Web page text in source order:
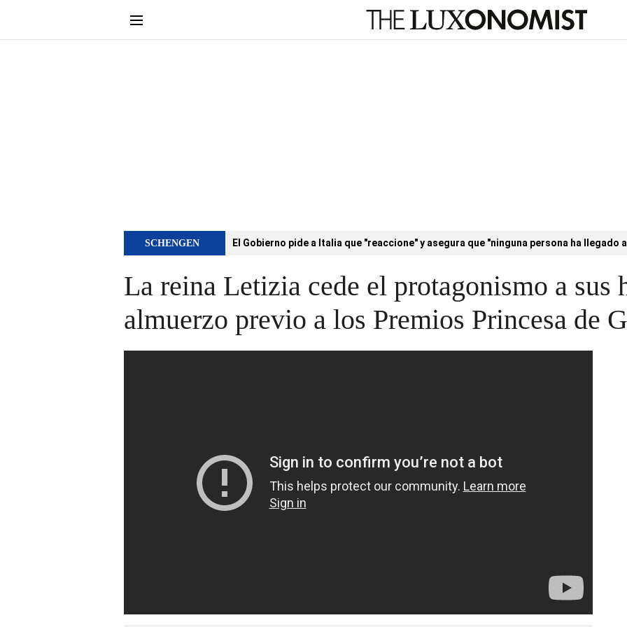
SCHENGEN El Gobierno pide a Italia que "reaccione" y asegura que "ninguna persona ha llegado
La reina Letizia cede el protagonismo a sus
almuerzo previo a los Premios Princesa de